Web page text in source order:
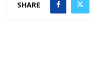
SHARE